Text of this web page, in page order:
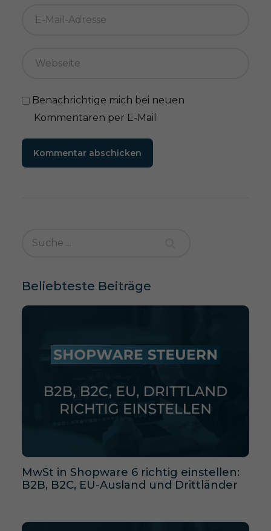
Benachrichtige mich bei neuen
Kommentaren per E-Mail
Kommentar abschicken
Beliebteste Beiträge
MwSt in Shopware 6 richtig einstellen:
B2B, B2C, EU-Ausland und Drittländer